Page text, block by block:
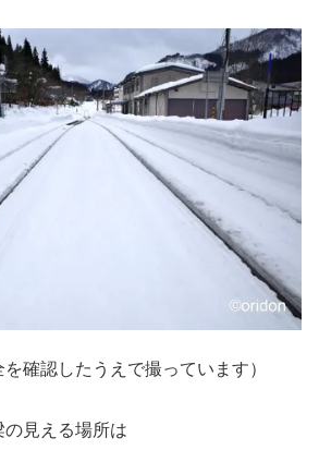
を確認したうえで撮っています）
見える場所は